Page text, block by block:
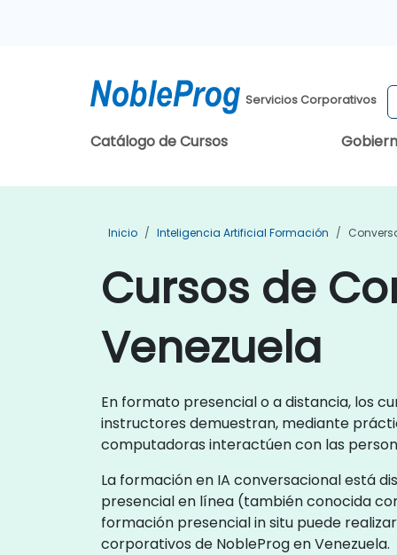
Servicios Corporativos
Catálogo de Cursos
Inicio Inteligencia Artificial Formación
Cursos de
Venezuela
En formato presencial o a distancia, los
instructores demuestran, mediante
computadoras interactúen con las
La formación en IA conversacional está
presencial en línea (también conocida
formación presencial in situ puede
corporativos de NobleProg en Venezuela.